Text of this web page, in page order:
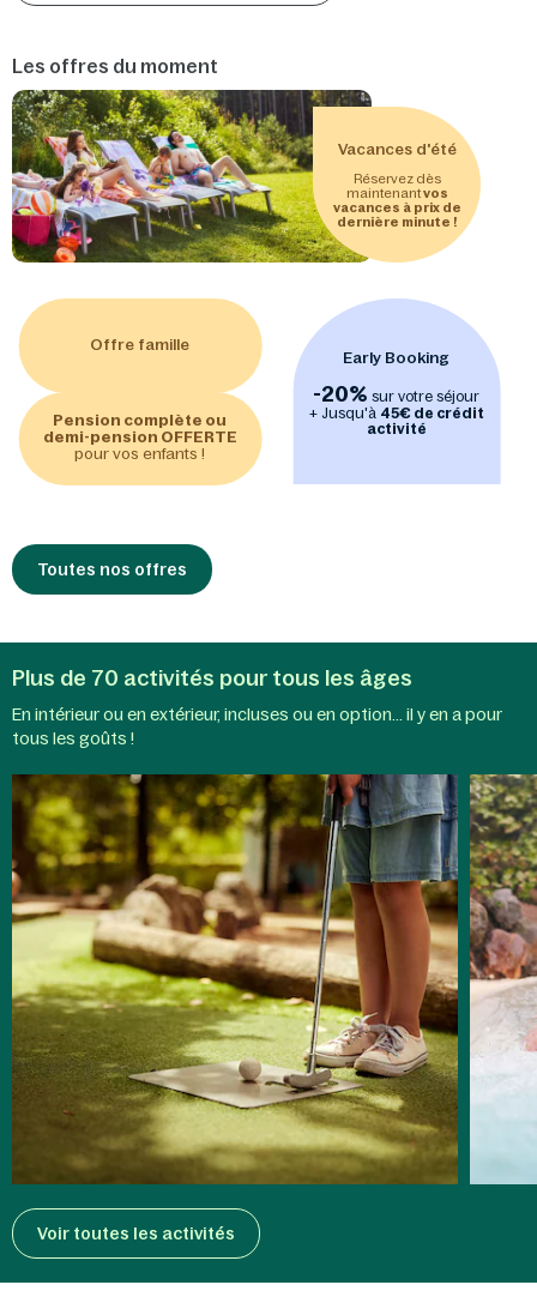
Les offres du moment
Vacances d'été
Réservez dès
maintenantvos
vacances à prix de
dernière minute !
Offre famille
Pension complète ou
demi-pension OFFERTE
pour vos enfants !
Early Booking
-20% sur votre séjour
+ Jusqu'à 45€ de crédit
activité
Toutes nos offres
Plus de 70 activités pour tous les âges
En intérieur ou en extérieur, incluses ou en option... il y en a pour
tous les goûts !
Activités
enfants
Voir toutes les activités